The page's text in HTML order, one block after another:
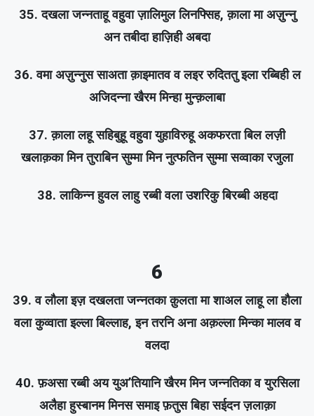
35. दखला जन्नताहू वहुवा ज़ालिमुल लिनफ्सिह, क़ाला मा अज़ुन्नु
अन तबीदा हाज़िही अबदा
36. वमा अज़ुन्नुस साअता क़ाइमातव व लइर रुदिततु इला रब्बिही ल
अजिदन्ना खैरम मिन्हा मुन्क़लाबा
37. क़ाला लहू सहिबुहू वहुवा युहाविरुहू अकफरता बिल लज़ी
खलाक़का मिन तुराबिन सुम्मा मिन नुत्फतिन सुम्मा सव्वाका रजुला
38. लाकिन्न हुवल लाहु रब्बी वला उशरिकु बिरब्बी अहदा
6
39. व लौला इज़ दखलता जन्नतका क़ुलता मा शाअल लाहू ला हौला
वला कुव्वाता इल्ला बिल्लाह, इन तरनि अना अक़ल्ला मिन्का मालव व
वलदा
40. फ़असा रब्बी अय युअ’तियानि खैरम मिन जन्नतिका व युरसिला
अलैहा हुस्बानम मिनस समाइ फ़तुस बिहा सईदन ज़लाक़ा